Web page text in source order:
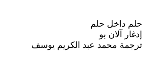
حلم داخل حلم
إدغار آلان بو
ترجمة محمد عبد الكريم يوسف